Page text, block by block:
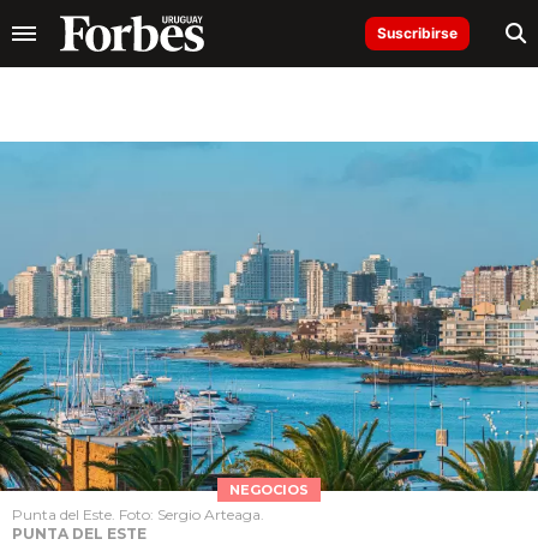
Suscribirse
NEGOCIOS
Punta del Este. Foto: Sergio Arteaga.
PUNTA DEL ESTE